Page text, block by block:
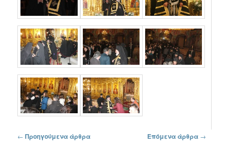
Πλοήγηση στα άρθρα
← Προηγούμενα άρθρα Επόμενα άρθρα →